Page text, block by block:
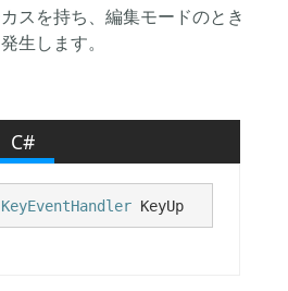
スを持ち、編集モードのとき
生します。
C#
KeyEventHandler KeyUp